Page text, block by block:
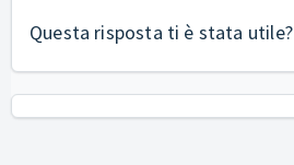
Questa risposta ti è stata utile?